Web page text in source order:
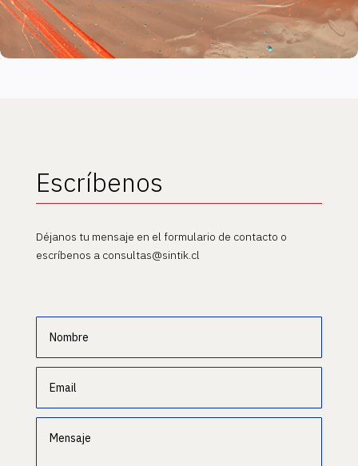
Escríbenos
Déjanos tu mensaje en el formulario de contacto o
escríbenos a consultas@sintik.cl